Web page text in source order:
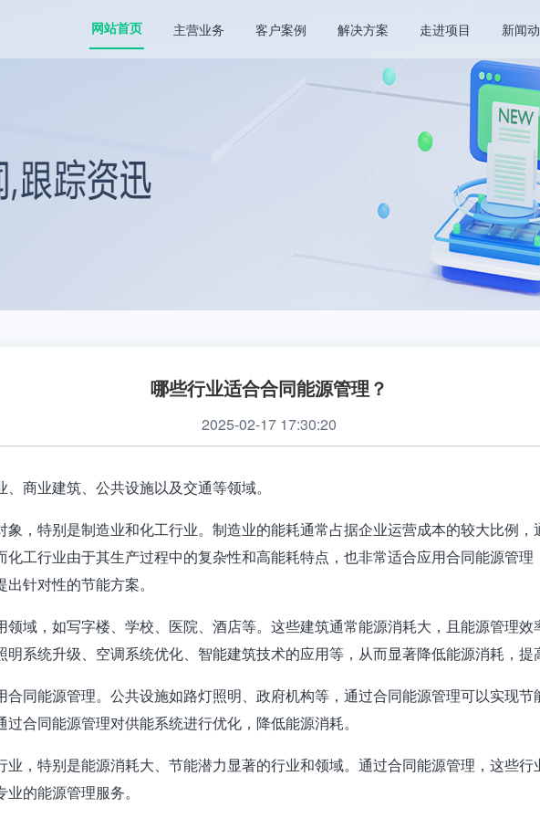
网站首页 主营业务 客户案例 解决方案 走进项目 新闻
哪些行业适合合同能源管理？
2025-02-17 17:30:20
商业建筑、公共设施以及交通等领域‌。
，特别是制造业和化工行业。制造业的能耗通常占据企业运营成本的较大比例，
工行业由于其生产过程中的复杂性和高能耗特点，也非常适合应用合同能源管
针对性的节能方案‌。
领域，如写字楼、学校、医院、酒店等。这些建筑通常能源消耗大，且能源管理
系统升级、空调系统优化、智能建筑技术的应用等，从而显著降低能源消耗，提
合同能源管理。公共设施如路灯照明、政府机构等，通过合同能源管理可以实现
合同能源管理对供能系统进行优化，降低能源消耗‌。
业，特别是能源消耗大、节能潜力显著的行业和领域。通过合同能源管理，这些
的能源管理服务‌。